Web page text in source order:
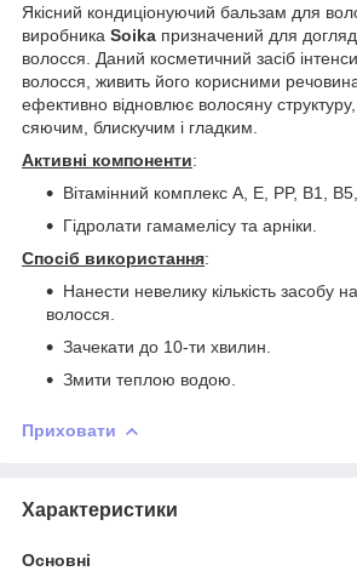
Якісний кондиціонуючий бальзам для
виробника Soika призначений для
волосся. Даний косметичний засіб
волосся, живить його корисними
ефективно відновлює волосяну
сяючим, блискучим і гладким.
Активні компоненти:
Вітамінний комплекс A, E, PP, B1,
Гідролати гамамелісу та арніки.
Спосіб використання:
Нанести невелику кількість засобу
волосся.
Зачекати до 10-ти хвилин.
Змити теплою водою.
Приховати
Характеристики
Основні